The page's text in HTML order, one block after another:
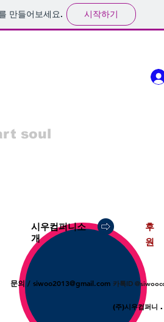
만들어보세요. 시작하기
soul
시우컴퍼니소
개
후
원
문의 / siwoo2013@gmail.com 카톡ID
(주)시우컴퍼니